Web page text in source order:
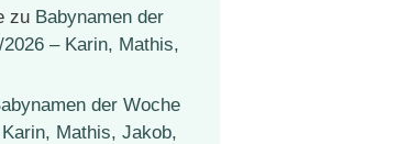
zu Babynamen der
– Karin, Mathis,
der Woche
Mathis, Jakob,